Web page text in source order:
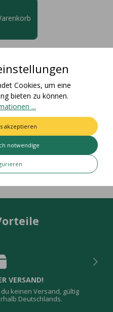
Baumwolle, 33%
aus und färbt nicht ab /
VERSAND!
keinen Versand, gültig
Deutschlands.
Cookies, um eine
bieten zu können.
...
notwendige
akzeptieren